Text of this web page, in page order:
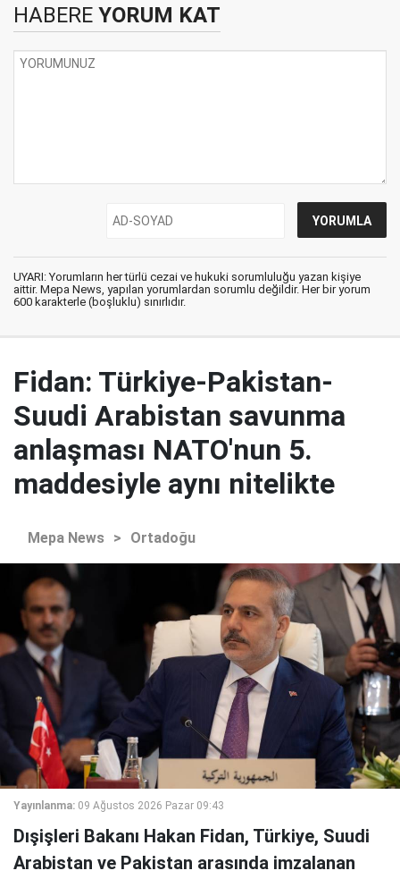
HABERE YORUM KAT
UYARI: Yorumların her türlü cezai ve hukuki sorumluluğu yazan kişiye
aittir. Mepa News, yapılan yorumlardan sorumlu değildir. Her bir yorum
600 karakterle (boşluklu) sınırlıdır.
Fidan: Türkiye-Pakistan-
Suudi Arabistan savunma
anlaşması NATO'nun 5.
maddesiyle aynı nitelikte
Mepa News > Ortadoğu
Yayınlanma: 09 Ağustos 2026 Pazar 09:43
Dışişleri Bakanı Hakan Fidan, Türkiye, Suudi
Arabistan ve Pakistan arasında imzalanan